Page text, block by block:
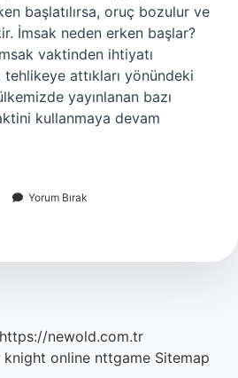
başlatılırsa, oruç bozulur ve
İmsak neden erken başlar?
vaktinden ihtiyatı
tehlikeye attıkları yönündeki
yayınlanan bazı
kullanmaya devam
Yorum Bırak
https://newold.com.tr
knight online nttgame Sitemap